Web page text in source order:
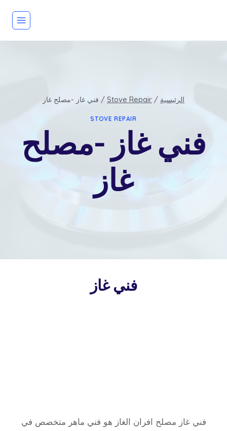
الرئيسية /
Stove Repair
/ فني غاز -مصلح غاز
STOVE REPAIR
فني غاز -مصلح
غاز
فني غاز
فني غاز مصلح افران الغاز هو فني ماهر متخصص في